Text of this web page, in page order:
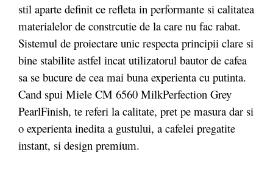
stil aparte definit ce refleta in performante si calitatea
materialelor de constrcutie de la care nu fac rabat.
Sistemul de proiectare unic respecta principii clare si
bine stabilite astfel incat utilizatorul bautor de cafea
sa se bucure de cea mai buna experienta cu putinta.
Cand spui Miele CM 6560 MilkPerfection Grey
PearlFinish, te referi la calitate, pret pe masura dar si
o experienta inedita a gustului, a cafelei pregatite
instant, si design premium.